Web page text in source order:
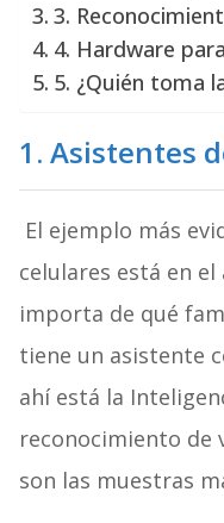
3.
4. Hardware
5. ¿Quién toma
1. Asistentes
El ejemplo más
celulares está en
importa de qué
tiene un asistente
ahí está la
reconocimiento de
son las muestras